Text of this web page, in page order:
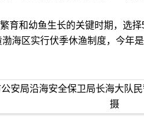
和幼鱼生长的关键时期，选择
海区实行伏季休渔制度，今年